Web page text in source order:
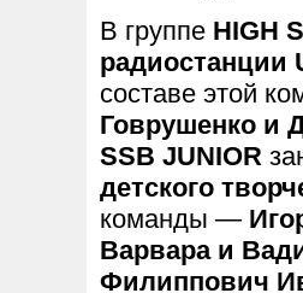
В группе HIGH
радиостанции
составе этой
Говрушенко и
SSB JUNIOR
детского
команды —
Варвара и
Филиппович